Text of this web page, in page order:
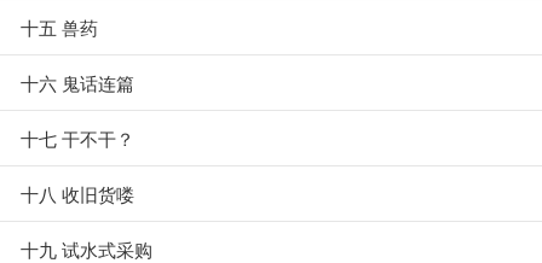
十五 兽药
十六 鬼话连篇
十七 干不干？
十八 收旧货喽
十九 试水式采购